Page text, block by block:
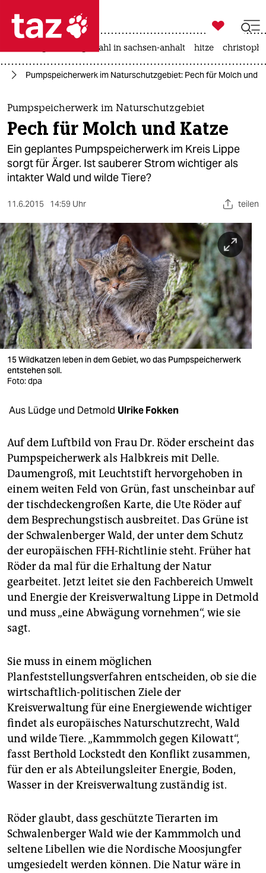
 taz zahl ich
taz zahl ich
themen
politik
öko
sport
berlin
nord
wahrheit
verlag
verlag
shop
fragen & hilfe
unterstützen
abo
genossenschaft
epaper login

taz zahl ich
landtagswahl in sachsen-anhalt hitze
Pumpspeicherwerk im Naturschutzgebiet: Pech für Molch und
Pumpspeicherwerk im Naturschutzgebiet
Pech für Molch und Katze
Ein geplantes Pumpspeicherwerk im Kreis Lippe
sorgt für Ärger. Ist sauberer Strom wichtiger als
intakter Wald und wilde Tiere?
11.6.2015 14:59 Uhr teilen
15 Wildkatzen leben in dem Gebiet, wo das Pumpspeicherwerk
entstehen soll.
Foto: dpa
Aus Lüdge und Detmold Ulrike Fokken
Auf dem Luftbild von Frau Dr. Röder erscheint das
Pumpspeicherwerk als Halbkreis mit Delle.
Daumengroß, mit Leuchtstift hervorgehoben in
einem weiten Feld von Grün, fast unscheinbar auf
der tischdeckengroßen Karte, die Ute Röder auf
dem Besprechungstisch ausbreitet. Das Grüne ist
der Schwalenberger Wald, der unter dem Schutz
der europäischen FFH-Richtlinie steht. Früher hat
Röder da mal für die Erhaltung der Natur
gearbeitet. Jetzt leitet sie den Fachbereich Umwelt
und Energie der Kreisverwaltung Lippe in Detmold
und muss „eine Abwägung vornehmen“, wie sie
sagt.
Sie muss in einem möglichen
Planfeststellungsverfahren entscheiden, ob sie die
wirtschaftlich-politischen Ziele der
Kreisverwaltung für eine Energiewende wichtiger
findet als europäisches Naturschutzrecht, Wald
und wilde Tiere. „Kammmolch gegen Kilowatt“,
fasst Berthold Lockstedt den Konflikt zusammen,
für den er als Abteilungsleiter Energie, Boden,
Wasser in der Kreisverwaltung zuständig ist.
Röder glaubt, dass geschützte Tierarten im
Schwalenberger Wald wie der Kammmolch und
seltene Libellen wie die Nordische Moosjungfer
umgesiedelt werden können. Die Natur wäre in